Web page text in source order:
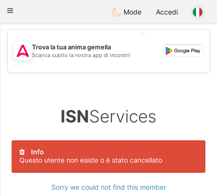
Tantôt
Toggle
Mode Accedi
💖
💕
Trova la tua anima gemella
Scarica subito la nostra app di incontri!
ISNServices
Info
Questo utente non esiste o è stato cancellato
Sorry we could not find this member